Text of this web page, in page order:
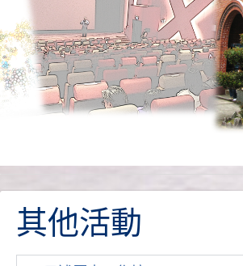
其他
其他活動